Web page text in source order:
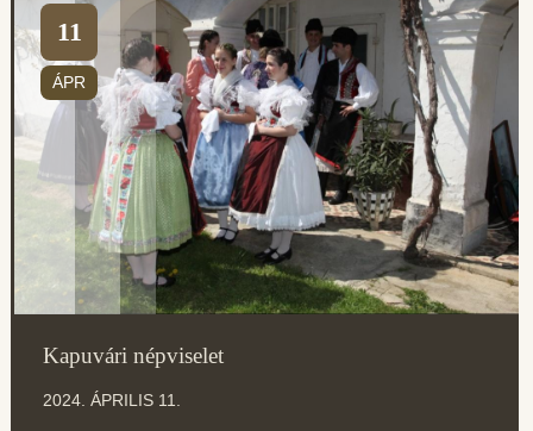
11
ÁPR
Kapuvári népviselet
2024. ÁPRILIS 11.